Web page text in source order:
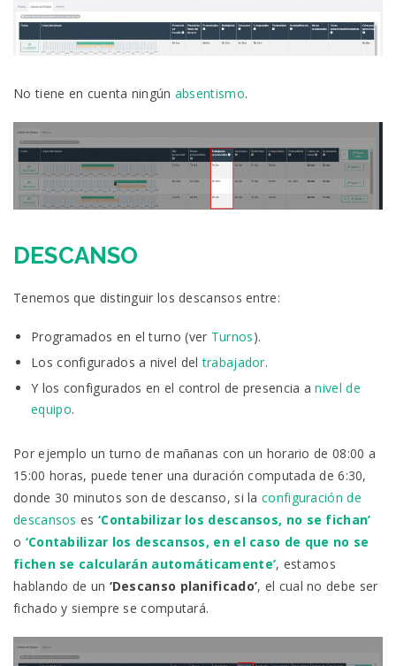
No tiene en cuenta ningún absentismo.
DESCANSO
Tenemos que distinguir los descansos entre:
Programados en el turno (ver Turnos).
Los configurados a nivel deltrabajador.
Y los configurados en el control de presencia anivel de
equipo.
Por ejemplo un turno de mañanas con un horario de 08:00 a
15:00 horas, puede tener una duración computada de 6:30,
donde 30 minutos son de descanso, si la configuración de
descansos es ‘Contabilizar los descansos, no se fichan’
o ‘Contabilizar los descansos, en el caso de que no se
fichen se calcularán automáticamente’, estamos
hablando de un ‘Descanso planificado’, el cual no debe ser
fichado y siempre se computará.